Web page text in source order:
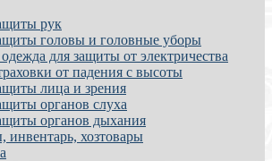
рук
головы и головные уборы
для защиты от электричества
от падения с высоты
лица и зрения
органов слуха
органов дыхания
инвентарь, хозтовары